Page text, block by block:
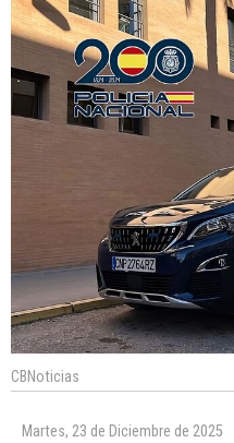
CBNoticias
Martes, 23 de Diciembre de 2025